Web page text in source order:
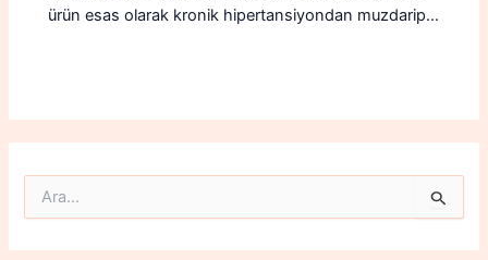
ürün esas olarak kronik hipertansiyondan muzdarip…
r